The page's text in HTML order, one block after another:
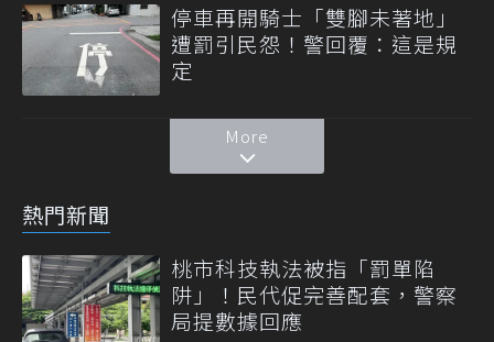
停車再開騎士「雙腳未著地」
遭罰引民怨！警回覆：這是規
定
More
熱門新聞
桃市科技執法被指「罰單陷
阱」！民代促完善配套，警察
局提數據回應